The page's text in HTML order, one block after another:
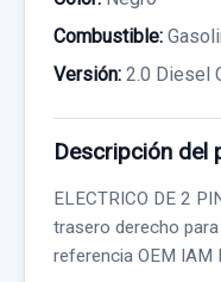
Combustible:
Versión: 2.0 Diesel
Descripción del
ELECTRICO DE 2
trasero derecho
referencia OEM IAM